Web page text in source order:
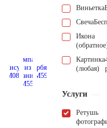
Виньетка
Свеча
Икона
Картинка
(любая)
Услуги
Ретушь